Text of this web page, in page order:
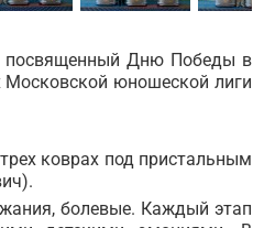
посвященный Дню Победы в
юношеской лиги
коврах под пристальным
болевые. Каждый этап